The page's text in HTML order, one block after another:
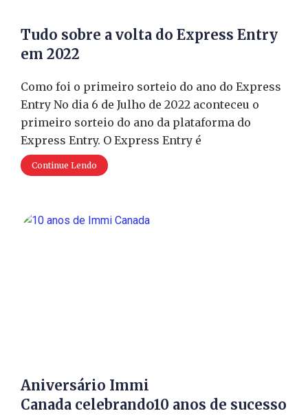
Tudo sobre a volta do Express Entry
em 2022
Como foi o primeiro sorteio do ano do Express
Entry No dia 6 de Julho de 2022 aconteceu o
primeiro sorteio do ano da plataforma do
Express Entry. O Express Entry é
Continue Lendo
Aniversário Immi
Canada celebrando10 anos de sucesso